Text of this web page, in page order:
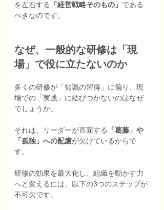
を左右する
「経営戦略そのもの」 である
べきなのです。
なぜ、一般的な研修は「現
場」で役に立たないのか
多くの研修が「知識の習得」に偏り、現
場での「実践」に結びつかないのはなぜ
でしょうか。
それは、リーダーが直面する
「葛藤」や
「孤独」への配慮が欠けているからで
す。
研修の効果を最大化し、組織を動かす力
へと変えるには、以下の3つのステップが
不可欠です。